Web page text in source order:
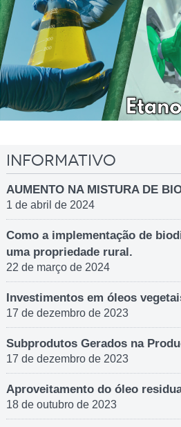
Informativo
AUMENTO NA MISTURA DE
1 de abril de 2024
Como a implementação de
uma propriedade rural.
22 de março de 2024
Investimentos em óleos
17 de dezembro de 2023
Subprodutos Gerados na
17 de dezembro de 2023
Aproveitamento do óleo
18 de outubro de 2023